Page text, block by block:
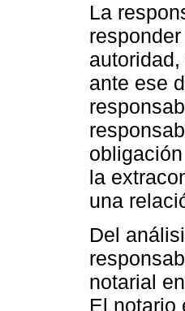
La
ante ese
la
una
Del
notarial
El notario